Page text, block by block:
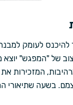
להיכנס לעומק
של "המפגש" יוצא
המזכירות
בשעה שתיאורי